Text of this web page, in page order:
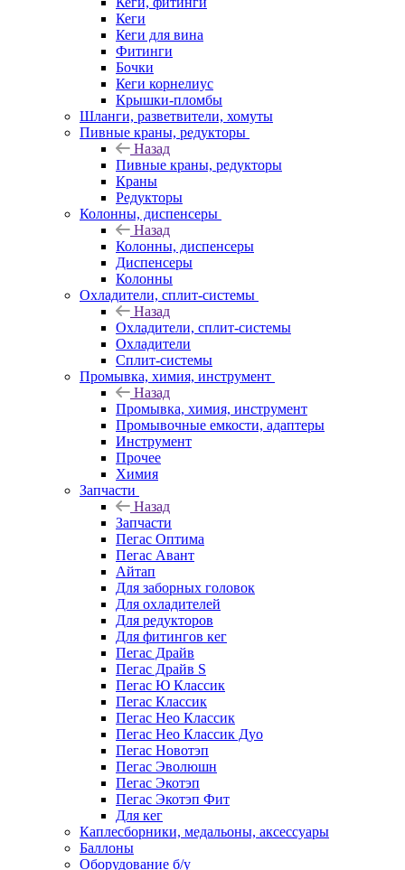
Кеги
Кеги для вина
Фитинги
Бочки
Кеги корнелиус
Крышки-пломбы
Шланги, разветвители, хомуты
Пивные краны, редукторы
Назад
Пивные краны, редукторы
Краны
Редукторы
Колонны, диспенсеры
Назад
Колонны, диспенсеры
Диспенсеры
Колонны
Охладители, сплит-системы
Назад
Охладители, сплит-системы
Охладители
Сплит-системы
Промывка, химия, инструмент
Назад
Промывка, химия, инструмент
Промывочные емкости, адаптеры
Инструмент
Прочее
Химия
Запчасти
Назад
Запчасти
Пегас Оптима
Пегас Авант
Айтап
Для заборных головок
Для охладителей
Для редукторов
Для фитингов кег
Пегас Драйв
Пегас Драйв S
Пегас Ю Классик
Пегас Классик
Пегас Нео Классик
Пегас Нео Классик Дуо
Пегас Новотэп
Пегас Эволюшн
Пегас Экотэп
Пегас Экотэп Фит
Для кег
Каплесборники, медальоны, аксессуары
Баллоны
Оборудование б/у